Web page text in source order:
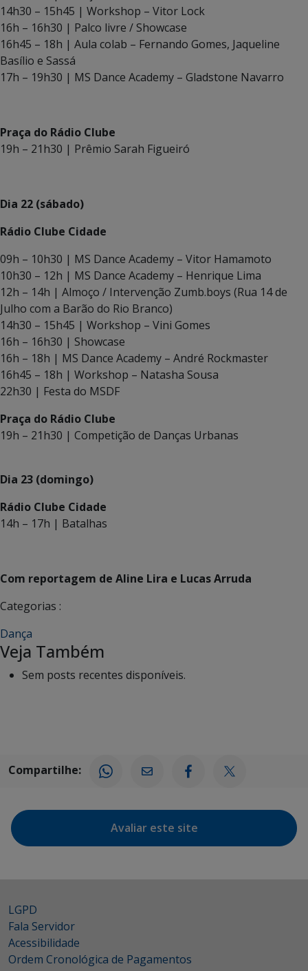
14h30 – 15h45 | Workshop – Vitor Lock
16h – 16h30 | Palco livre / Showcase
16h45 – 18h | Aula colab – Fernando Gomes, Jaqueline
Basílio e Sassá
17h – 19h30 | MS Dance Academy – Gladstone Navarro
Praça do Rádio Clube
19h – 21h30 | Prêmio Sarah Figueiró
Dia 22 (sábado)
Rádio Clube Cidade
09h – 10h30 | MS Dance Academy – Vitor Hamamoto
10h30 – 12h | MS Dance Academy – Henrique Lima
12h – 14h | Almoço / Intervenção Zumb.boys (Rua 14 de
Julho com a Barão do Rio Branco)
14h30 – 15h45 | Workshop – Vini Gomes
16h – 16h30 | Showcase
16h – 18h | MS Dance Academy – André Rockmaster
16h45 – 18h | Workshop – Natasha Sousa
22h30 | Festa do MSDF
Praça do Rádio Clube
19h – 21h30 | Competição de Danças Urbanas
Dia 23 (domingo)
Rádio Clube Cidade
14h – 17h | Batalhas
Com reportagem de Aline Lira e Lucas Arruda
Categorias :
Dança
Veja Também
Sem posts recentes disponíveis.
Compartilhe:
Avaliar este site
LGPD
Fala Servidor
Acessibilidade
Ordem Cronológica de Pagamentos